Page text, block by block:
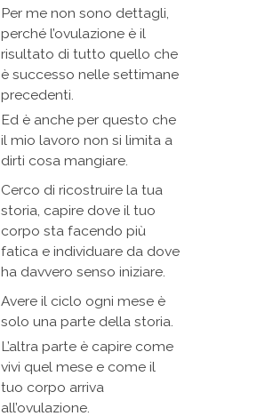
Per me non sono dettagli,
perché l’ovulazione è il
risultato di tutto quello che
è successo nelle settimane
precedenti.
Ed è anche per questo che
il mio lavoro non si limita a
dirti cosa mangiare.
Cerco di ricostruire la tua
storia, capire dove il tuo
corpo sta facendo più
fatica e individuare da dove
ha davvero senso iniziare.
Avere il ciclo ogni mese è
solo una parte della storia.
L’altra parte è capire come
vivi quel mese e come il
tuo corpo arriva
all’ovulazione.